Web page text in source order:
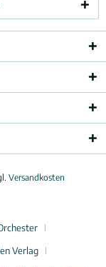
Versandkosten
Verlag